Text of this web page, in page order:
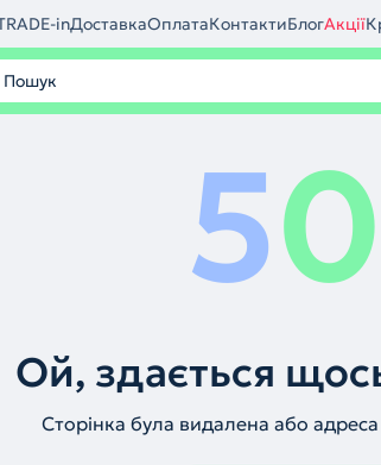
inДоставкаОплатаКонтактиБлогАкції
50
Ой, здається
Сторінка була видалена або